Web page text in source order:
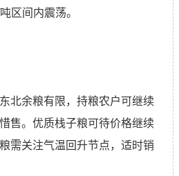
区间内震荡。
北余粮有限，持粮农户可继续
售。优质栈子粮可待价格继续
需关注气温回升节点，适时销